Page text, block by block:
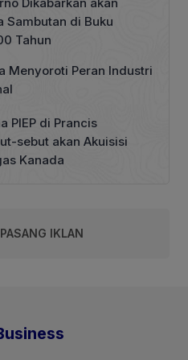
Sambutan di Buku
Tahun
Menyoroti Peran Industri
PIEP di Prancis
sebut akan Akuisisi
Kanada
PASANG IKLAN